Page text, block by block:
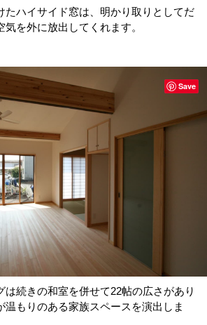
たハイサイド窓は、明かり取りとしてだ
を外に放出してくれます。
は続きの和室を併せて22帖の広さがあり
温もりのある家族スペースを演出しま
Save